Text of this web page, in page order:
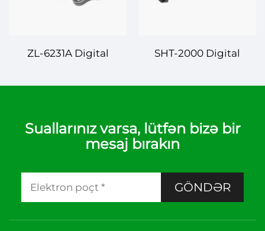
ZL-6231A Digital
Naməliq Kontrolörü –
Dəqiç İklim Kontrolu
SHT-2000 Digital
Naməliq Kontrolörü –
Dəqiç Kontrol
Suallarınız varsa, lütfən bizə bir
mesaj bırakın
GÖNDƏR